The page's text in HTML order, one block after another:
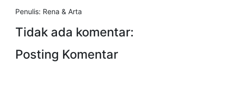
Penulis: Rena & Arta
Tidak ada komentar:
Posting Komentar